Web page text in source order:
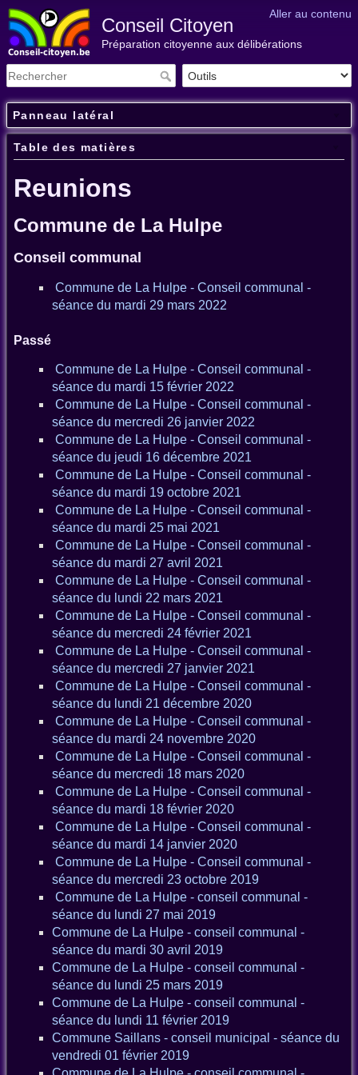
Aller au contenu
Conseil Citoyen
Préparation citoyenne aux délibérations
Panneau latéral
Table des matières
Reunions
Commune de La Hulpe
Conseil communal
Commune de La Hulpe - Conseil communal -
séance du mardi 29 mars 2022
Passé
Commune de La Hulpe - Conseil communal -
séance du mardi 15 février 2022
Commune de La Hulpe - Conseil communal -
séance du mercredi 26 janvier 2022
Commune de La Hulpe - Conseil communal -
séance du jeudi 16 décembre 2021
Commune de La Hulpe - Conseil communal -
séance du mardi 19 octobre 2021
Commune de La Hulpe - Conseil communal -
séance du mardi 25 mai 2021
Commune de La Hulpe - Conseil communal -
séance du mardi 27 avril 2021
Commune de La Hulpe - Conseil communal -
séance du lundi 22 mars 2021
Commune de La Hulpe - Conseil communal -
séance du mercredi 24 février 2021
Commune de La Hulpe - Conseil communal -
séance du mercredi 27 janvier 2021
Commune de La Hulpe - Conseil communal -
séance du lundi 21 décembre 2020
Commune de La Hulpe - Conseil communal -
séance du mardi 24 novembre 2020
Commune de La Hulpe - Conseil communal -
séance du mercredi 18 mars 2020
Commune de La Hulpe - Conseil communal -
séance du mardi 18 février 2020
Commune de La Hulpe - Conseil communal -
séance du mardi 14 janvier 2020
Commune de La Hulpe - Conseil communal -
séance du mercredi 23 octobre 2019
Commune de La Hulpe - conseil communal -
séance du lundi 27 mai 2019
Commune de La Hulpe - conseil communal -
séance du mardi 30 avril 2019
Commune de La Hulpe - conseil communal -
séance du lundi 25 mars 2019
Commune de La Hulpe - conseil communal -
séance du lundi 11 février 2019
Commune Saillans - conseil municipal - séance du
vendredi 01 février 2019